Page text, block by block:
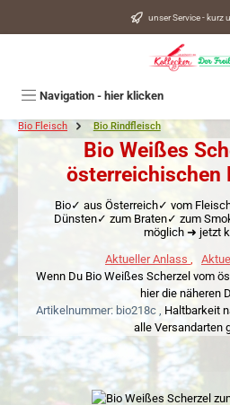
unser Service - kurz
Navigation - hier klicken
Bio Fleisch Bio Rindfleisch
Bio Weißes
österreichischen
Bio✓ aus Österreich✓ vom
Dünsten✓ zum Braten✓ zum
möglich ➜ jetzt
Aktueller Anlass
Wenn Du Bio Weißes Scherzel vom
hier die näheren
Artikelnummer: bio218c , Haltbarkeit
alle Versandarten
Bildergalerie überspringen